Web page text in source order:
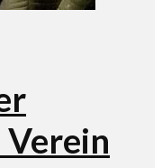
Verein